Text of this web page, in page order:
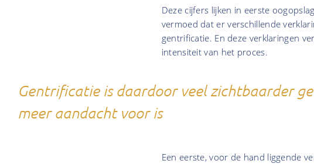
Deze cijfers lijken in eerste
vermoed dat er verschillende
gentrificatie. En deze verklaringen
intensiteit van het proces.
Gentrificatie is daardoor veel zichtbaarder
meer aandacht voor is
Een eerste, voor de hand liggende